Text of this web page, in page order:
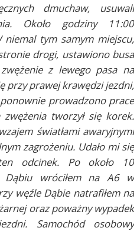
dmuchaw, usuwali
Około godziny 11:00
niemal tym samym miejscu,
drogi, ustawiono busa
z lewego pasa na
przy prawej krawędzi jezdni,
prowadzono prace
tworzył się korek.
światłami awaryjnymi
zagrożeniu. Udało mi się
odcinek. Po około 10
Dąbiu wróciłem na A6 w
węźle Dąbie natrafiłem na
oraz poważny wypadek
Samochód osobowy